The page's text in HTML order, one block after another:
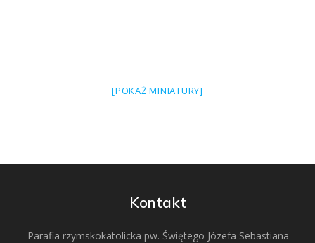
[POKAŻ MINIATURY]
Kontakt
Parafia rzymskokatolicka pw. Świętego Józefa Sebastiana